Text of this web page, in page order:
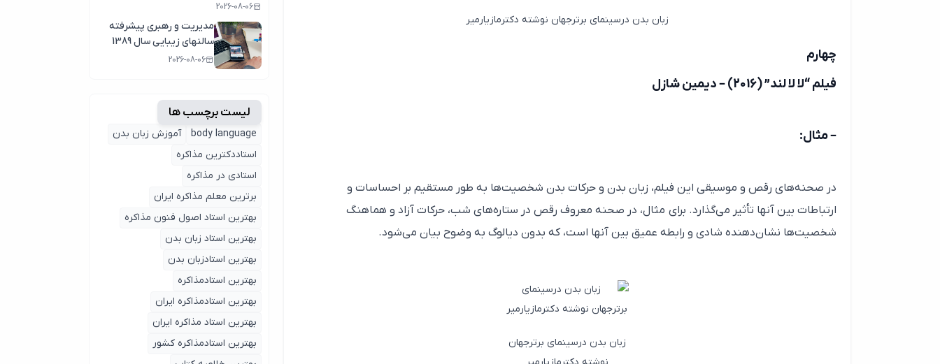
زبان بدن درسینمای برترجهان نوشته دکترمازیارمیر
چهارم
فیلم “لا لا لند” (2016) – دیمین شازل
– مثال:
در صحنه‌های رقص و موسیقی این فیلم، زبان بدن و حرکات بدن شخصیت‌ها به طور مستقیم بر احساسات و
ارتباطات بین آنها تأثیر می‌گذارد. برای مثال، در صحنه معروف رقص در ستاره‌های شب، حرکات آزاد و هماهنگ
شخصیت‌ها نشان‌دهنده شادی و رابطه عمیق بین آنها است، که بدون دیالوگ به وضوح بیان می‌شود.
زبان بدن درسینمای برترجهان
2026-08-06
مدیریت و رهبری پیشرفته
سالنهای زیبایی سال 1389
2026-08-06
لیست برچسب ها
body language
آموزش زبان بدن
استاددکترین مذاکره
استادی در مذاکره
برترین معلم مذاکره ایران
بهترین استاد اصول ‌فنون مذاکره
بهترین استاد زبان بدن
بهترین استادزبان بدن
بهترین استادمذاکره
بهترین استادمذاکره ایران
بهترین استاد مذاکره ایران
بهترین استادمذاکره کشور